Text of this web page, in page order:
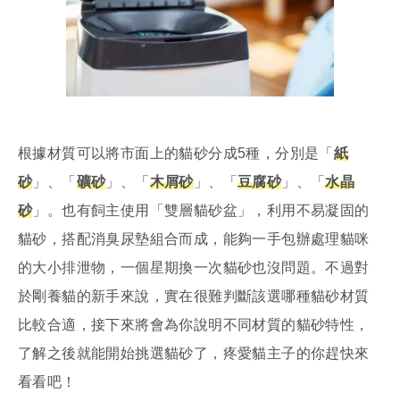
根據材質可以將市面上的貓砂分成5種，分別是「 紙
砂」、「 礦砂」、「 木屑砂」、「豆腐砂」、「水晶
砂」。也有飼主使用「雙層貓砂盆」，利用不易凝固的
貓砂，搭配消臭尿墊組合而成，能夠一手包辦處理貓咪
的大小排泄物，一個星期換一次貓砂也沒問題。不過對
於剛養貓的新手來說，實在很難判斷該選哪種貓砂材質
比較合適，接下來將會為你說明不同材質的貓砂特性，
了解之後就能開始挑選貓砂了，疼愛貓主子的你趕快來
看看吧！